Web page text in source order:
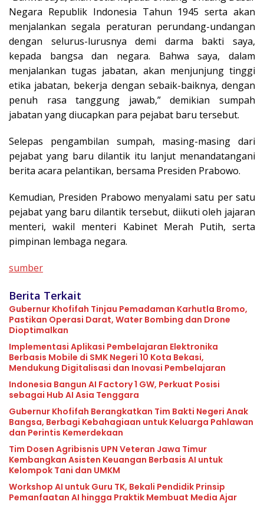
Negara Republik Indonesia Tahun 1945 serta akan
menjalankan segala peraturan perundang-undangan
dengan selurus-lurusnya demi darma bakti saya,
kepada bangsa dan negara. Bahwa saya, dalam
menjalankan tugas jabatan, akan menjunjung tinggi
etika jabatan, bekerja dengan sebaik-baiknya, dengan
penuh rasa tanggung jawab,” demikian sumpah
jabatan yang diucapkan para pejabat baru tersebut.
Selepas pengambilan sumpah, masing-masing dari
pejabat yang baru dilantik itu lanjut menandatangani
berita acara pelantikan, bersama Presiden Prabowo.
Kemudian, Presiden Prabowo menyalami satu per satu
pejabat yang baru dilantik tersebut, diikuti oleh jajaran
menteri, wakil menteri Kabinet Merah Putih, serta
pimpinan lembaga negara.
sumber
Berita Terkait
Gubernur Khofifah Tinjau Pemadaman Karhutla Bromo,
Pastikan Operasi Darat, Water Bombing dan Drone
Dioptimalkan
Implementasi Aplikasi Pembelajaran Elektronika
Berbasis Mobile di SMK Negeri 10 Kota Bekasi,
Mendukung Digitalisasi dan Inovasi Pembelajaran
Indonesia Bangun AI Factory 1 GW, Perkuat Posisi
sebagai Hub AI Asia Tenggara
Gubernur Khofifah Berangkatkan Tim Bakti Negeri Anak
Bangsa, Berbagi Kebahagiaan untuk Keluarga Pahlawan
dan Perintis Kemerdekaan
Tim Dosen Agribisnis UPN Veteran Jawa Timur
Kembangkan Asisten Keuangan Berbasis AI untuk
Kelompok Tani dan UMKM
Workshop AI untuk Guru TK, Bekali Pendidik Prinsip
Pemanfaatan AI hingga Praktik Membuat Media Ajar